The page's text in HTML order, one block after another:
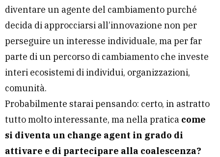
diventare un agente del cambiamento purché
decida di approcciarsi all’innovazione non per
perseguire un interesse individuale, ma per far
parte di un percorso di cambiamento che investe
interi ecosistemi di individui, organizzazioni,
comunità.
Probabilmente starai pensando: certo, in astratto
tutto molto interessante, ma nella pratica come
si diventa un change agent in grado di
attivare e di partecipare alla coalescenza?